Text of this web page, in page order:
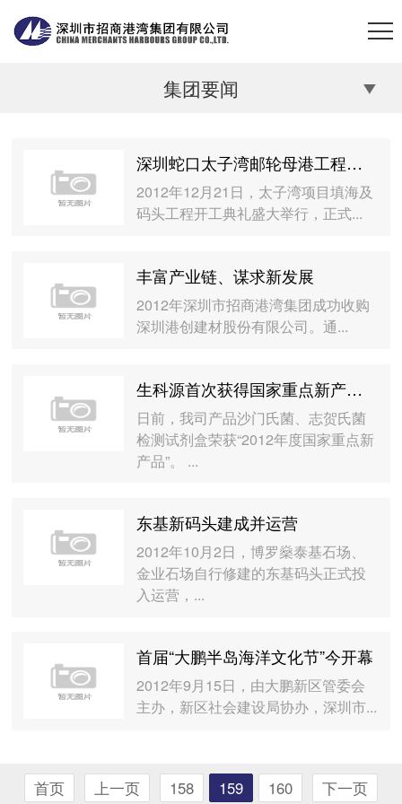
集团要闻
深圳蛇口太子湾邮轮母港工程开工典礼
2012年12月21日，太子湾项目填海及
码头工程开工典礼盛大举行，正式...
丰富产业链、谋求新发展
2012年深圳市招商港湾集团成功收购
深圳港创建材股份有限公司。通...
生科源首次获得国家重点新产品认定
日前，我司产品沙门氏菌、志贺氏菌
检测试剂盒荣获“2012年度国家重点新
产品”。 ...
东基新码头建成并运营
2012年10月2日，博罗燊泰基石场、
金业石场自行修建的东基码头正式投
入运营，...
首届“大鹏半岛海洋文化节”今开幕
2012年9月15日，由大鹏新区管委会
主办，新区社会建设局协办，深圳市...
首页 上一页 158 159 160 下一页